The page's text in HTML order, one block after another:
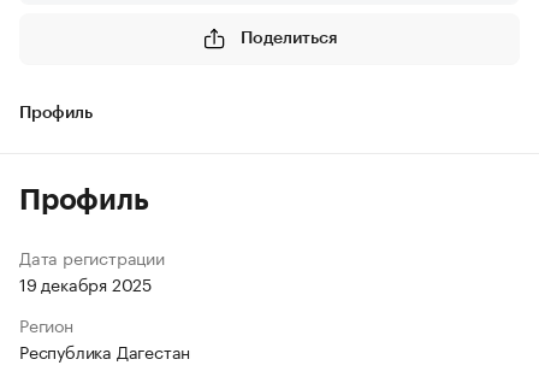
Поделиться
Профиль
Профиль
Дата регистрации
19 декабря 2025
Регион
Республика Дагестан